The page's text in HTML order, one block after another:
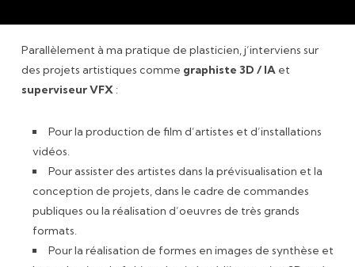
Parallèlement à ma pratique de plasticien, j’interviens sur
des projets artistiques comme graphiste 3D / IA et
superviseur VFX :
Pour la production de film d’artistes et d’installations
vidéos.
Pour assister des artistes dans la prévisualisation et la
conception de projets, dans le cadre de commandes
publiques ou la réalisation d’oeuvres de très grands
formats.
Pour la réalisation de formes en images de synthèse et